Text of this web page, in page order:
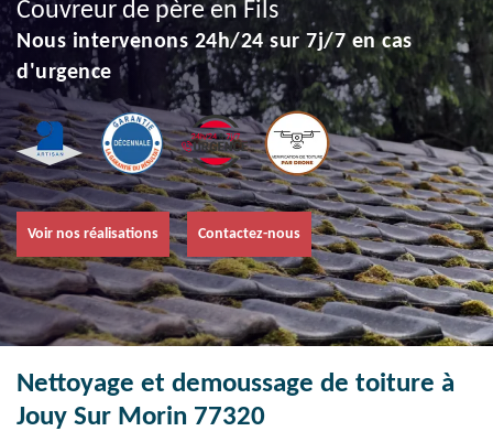
Couvreur de père en Fils
Nous intervenons 24h/24 sur 7j/7 en cas
d'urgence
Voir nos réalisations Contactez-nous
Nettoyage et demoussage de toiture à
Jouy Sur Morin 77320